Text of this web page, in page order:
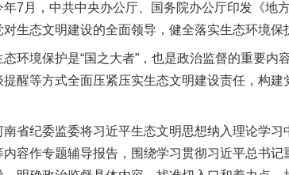
月，中共中央办公厅、国务院办公厅印发《地方
对生态文明建设的全面领导，健全落实生态环境保
境保护是“国之大者”，也是政治监督的重要内
提醒等方式全面压紧压实生态文明建设责任，构
纪委监委将习近平生态文明思想纳入理论学习
内容作专题辅导报告，围绕学习贯彻习近平总书